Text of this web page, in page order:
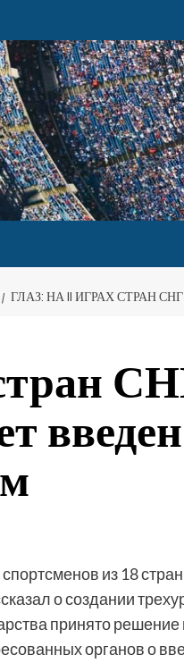
ГЛАЗ: НА II ИГРАХ СТРАН
введен
из 18
о создании
принято
органов о